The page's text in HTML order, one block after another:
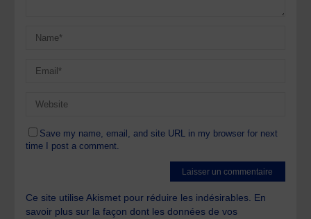
Save my name, email, and site URL in my browser for next
time I post a comment.
Ce site utilise Akismet pour réduire les indésirables. En
savoir plus sur la façon dont les données de vos